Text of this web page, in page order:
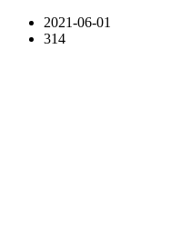
2021-06-01
314